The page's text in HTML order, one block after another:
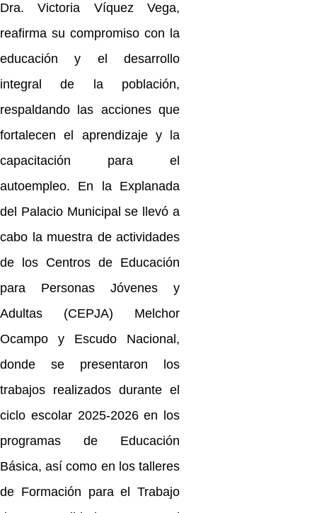
Dra. Victoria Víquez Vega,
reafirma su compromiso con la
educación y el desarrollo
integral de la población,
respaldando las acciones que
fortalecen el aprendizaje y la
capacitación para el
autoempleo. En la Explanada
del Palacio Municipal se llevó a
cabo la muestra de actividades
de los Centros de Educación
para Personas Jóvenes y
Adultas (CEPJA) Melchor
Ocampo y Escudo Nacional,
donde se presentaron los
trabajos realizados durante el
ciclo escolar 2025-2026 en los
programas de Educación
Básica, así como en los talleres
de Formación para el Trabajo